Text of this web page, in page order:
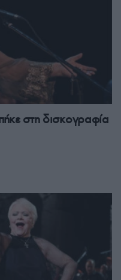
στη δισκογραφία